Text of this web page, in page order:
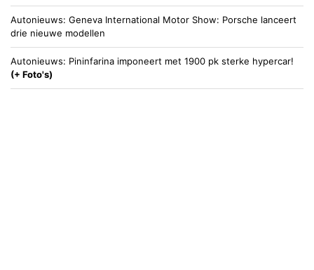
Autonieuws Geneva International Motor Show: Porsche lanceert
drie nieuwe modellen
Autonieuws
Pininfarina imponeert met 1900 pk sterke hypercar!
(+ Foto's)